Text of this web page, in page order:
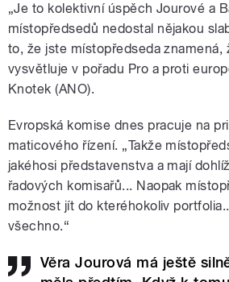
„Je to kolektivní úspěch Jourové a
místopředsedů nedostal nějakou
to, že jste místopředseda znamená,
vysvětluje v pořadu Pro a proti
Knotek (ANO).
Evropská komise dnes pracuje na
maticového řízení. „Takže
jakéhosi představenstva a mají
řadových komisařů... Naopak
možnost jít do kteréhokoliv
všechno.“
Věra Jourová má ještě